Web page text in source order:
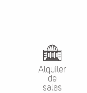
Alquiler
de
salas